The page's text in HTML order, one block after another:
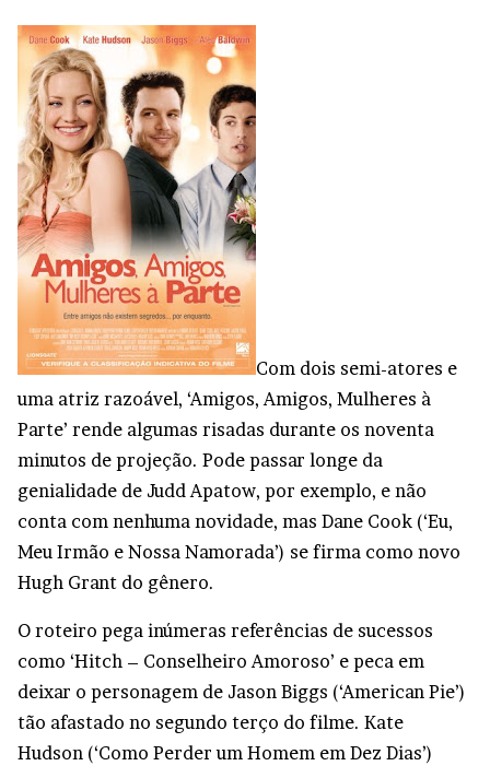
Com dois semi-atores e
uma atriz razoável, ‘Amigos, Amigos, Mulheres à
Parte’ rende algumas risadas durante os noventa
minutos de projeção. Pode passar longe da
genialidade de Judd Apatow, por exemplo, e não
conta com nenhuma novidade, mas Dane Cook (‘Eu,
Meu Irmão e Nossa Namorada’) se firma como novo
Hugh Grant do gênero.
O roteiro pega inúmeras referências de sucessos
como ‘Hitch – Conselheiro Amoroso’ e peca em
deixar o personagem de Jason Biggs (‘American Pie’)
tão afastado no segundo terço do filme. Kate
Hudson (‘Como Perder um Homem em Dez Dias’)